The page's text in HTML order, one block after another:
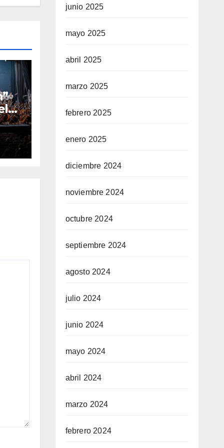
junio 2025
mayo 2025
abril 2025
marzo 2025
febrero 2025
enero 2025
diciembre 2024
noviembre 2024
octubre 2024
septiembre 2024
agosto 2024
julio 2024
junio 2024
mayo 2024
abril 2024
marzo 2024
febrero 2024